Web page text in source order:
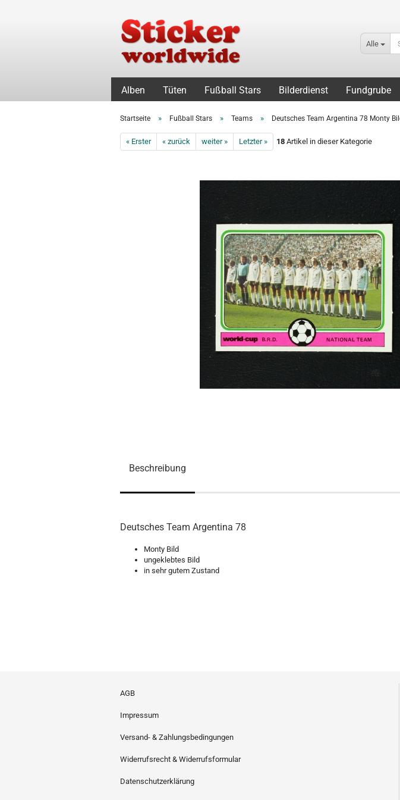
Alle
Alben Tüten Fußball Stars Bilderdienst Fundgrube
Startseite » Fußball Stars » Teams » Deutsches Team Argentina 78 Monty
« Erster « zurück weiter » Letzter » 18 Artikel in dieser Kategorie
Beschreibung
Deutsches Team Argentina 78
Monty Bild
ungeklebtes Bild
in sehr gutem Zustand
AGB
Impressum
Versand- & Zahlungsbedingungen
Widerrufsrecht & Widerrufsformular
Datenschutzerklärung